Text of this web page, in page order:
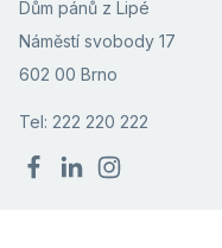
Dům pánů z Lipé
Náměstí svobody 17
602 00 Brno
Tel: 222 220 222